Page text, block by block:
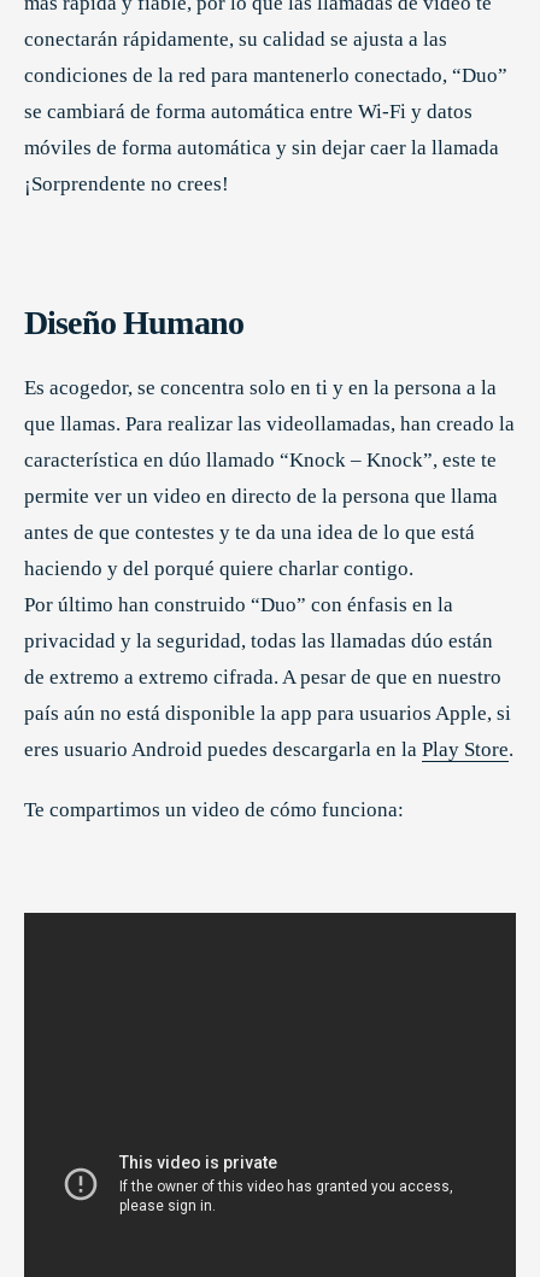
conectarán rápidamente, su calidad se ajusta a las
condiciones de la red para mantenerlo conectado, “Duo”
se cambiará de forma automática entre Wi-Fi y datos
móviles de forma automática y sin dejar caer la llamada
¡Sorprendente no crees!
Diseño Humano
Es acogedor, se concentra solo en ti y en la persona a la
que llamas. Para realizar las videollamadas, han creado la
característica en dúo llamado “Knock – Knock”, este te
permite ver un video en directo de la persona que llama
antes de que contestes y te da una idea de lo que está
haciendo y del porqué quiere charlar contigo.
Por último han construido “Duo” con énfasis en la
privacidad y la seguridad, todas las llamadas dúo están
de extremo a extremo cifrada. A pesar de que en nuestro
país aún no está disponible la app para usuarios Apple, si
eres usuario Android puedes descargarla en la Play Store.
Te compartimos un video de cómo funciona: